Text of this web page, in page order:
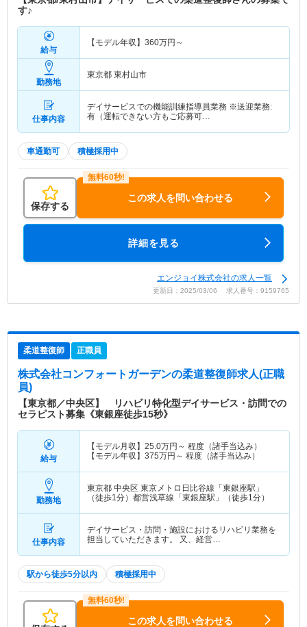
す♪
給与
【モデル年収】 360万円～
勤務地
東京都 東村山市
仕事内容
デイサービスでの機能訓練指導員業務 ※送迎業務:
有（運転できない方もご応募可…
車通勤可 積極採用中
保存する
この求人を問い合わせる
詳細を見る
エンジョイ株式会社の求人一覧
更新日：2025/03/06 求人番号：9159765
柔道整復師 正職員
株式会社コンフォートガーデンの柔道整復師求人(正職
員)
【東京都／中央区】 リハビリ特化型デイサービス・訪問での
セラピスト募集《東銀座徒歩15秒》
給与
【モデル月収】 25.0万円～ 程度（諸手当込み）
【モデル年収】 375万円～ 程度（諸手当込み）
勤務地
東京都 中央区 東京メトロ日比谷線「東銀座駅」
（徒歩1分）都営浅草線「東銀座駅」（徒歩1分）
仕事内容
デイサービス・訪問・施設におけるリハビリ業務を
担当していただきます。 又、経営…
駅から徒歩5分以内 積極採用中
この求人を問い合わせる